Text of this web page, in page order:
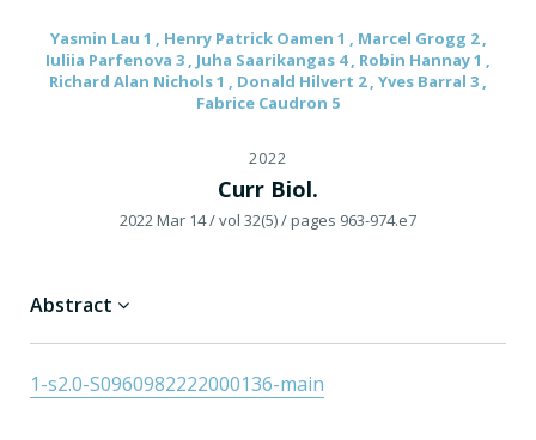
Yasmin Lau 1 , Henry Patrick Oamen 1 , Marcel Grogg 2 ,
Iuliia Parfenova 3 , Juha Saarikangas 4 , Robin Hannay 1 ,
Richard Alan Nichols 1 , Donald Hilvert 2 , Yves Barral 3 ,
Fabrice Caudron 5
2022
Curr Biol.
2022 Mar 14/ vol 32(5)/ pages 963-974.e7
Abstract
1-s2.0-S0960982222000136-main